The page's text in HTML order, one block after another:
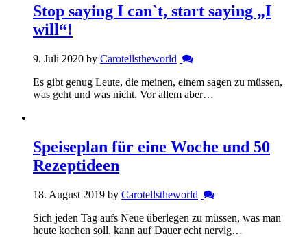
Stop saying I can`t, start saying „I
will“!
9. Juli 2020 by Carotellstheworld
Es gibt genug Leute, die meinen, einem sagen zu müssen,
was geht und was nicht. Vor allem aber…
Speiseplan für eine Woche und 50
Rezeptideen
18. August 2019 by Carotellstheworld
Sich jeden Tag aufs Neue überlegen zu müssen, was man
heute kochen soll, kann auf Dauer echt nervig…